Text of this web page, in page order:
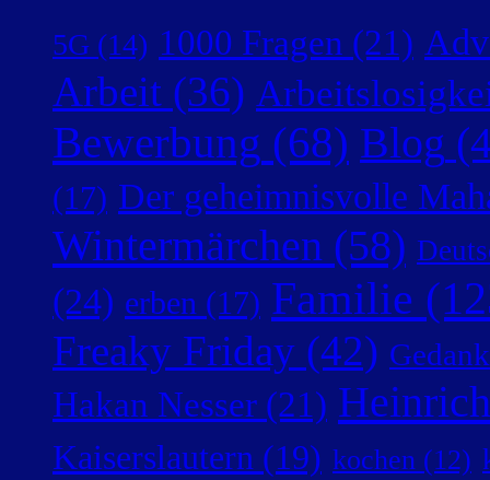
5G (14) 1000 Fragen (21)
Arbeit (36)
Bewerbung (68) Blog
(17) Der geheimnisvolle
Wintermärchen (58)
(24) erben (17) Familie
Freaky Friday (42)
Hakan Nesser (21)
Kaiserslautern (19) kochen (12)